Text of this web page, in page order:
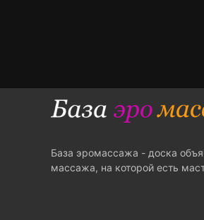
База эромассажа - доска
массажа, на которой есть